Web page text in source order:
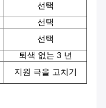
선택
선택
선택
퇴색 없는 3 년
지원 극을 고치기